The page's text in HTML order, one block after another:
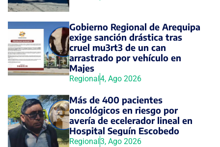
Gobierno Regional de Arequipa
exige sanción drástica tras
cruel mu3rt3 de un can
arrastrado por vehículo en
Majes
Regional4, Ago 2026
Más de 400 pacientes
oncológicos en riesgo por
avería de ecelerador lineal en
Hospital Seguín Escobedo
Regional3, Ago 2026